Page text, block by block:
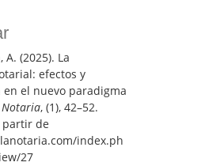
A. (2025). La
efectos y
el nuevo paradigma
Notaria, (1), 42–52.
partir de
index.ph
27